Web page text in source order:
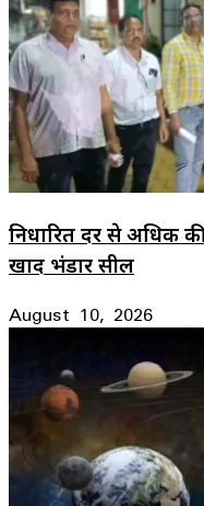
निर्धारित दर से अधिक
खाद भंडार सील
August 10, 2026